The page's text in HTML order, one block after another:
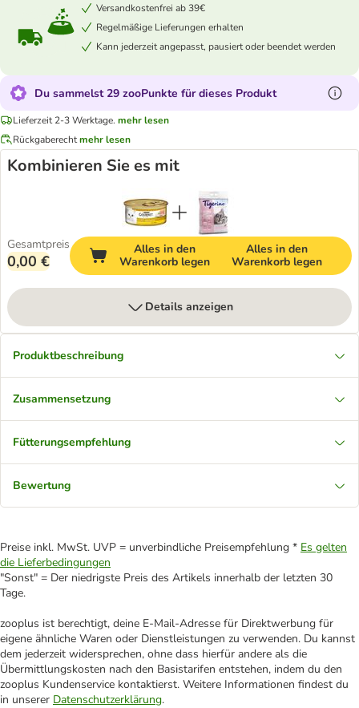
Versandkostenfrei ab 39€
Regelmäßige Lieferungen erhalten
Kann jederzeit angepasst, pausiert oder beendet werden
Du sammelst 29 zooPunkte für dieses Produkt
Lieferzeit 2-3 Werktage. mehr lesen
Rückgaberechtmehr lesen
Kombinieren Sie es mit
Gesamtpreis
0,00 €
Alles in den
Warenkorb legen
Alles in den
Warenkorb legen
Details anzeigen
Produktbeschreibung
Zusammensetzung
Fütterungsempfehlung
Bewertung
Preise inkl. MwSt. UVP = unverbindliche Preisempfehlung * Es gelten
die Lieferbedingungen
"Sonst" = Der niedrigste Preis des Artikels innerhalb der letzten 30
Tage.
zooplus ist berechtigt, deine E-Mail-Adresse für Direktwerbung für
eigene ähnliche Waren oder Dienstleistungen zu verwenden. Du kannst
dem jederzeit widersprechen, ohne dass hierfür andere als die
Übermittlungskosten nach den Basistarifen entstehen, indem du den
zooplus Kundenservice kontaktierst. Weitere Informationen findest du
in unserer Datenschutzerklärung.